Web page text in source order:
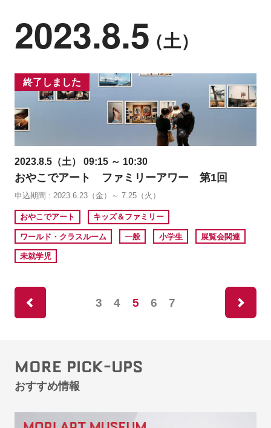
2023.8.5（土）
終了しました
2023.8.5（土） 09:15 ～ 10:30
おやこでアート ファミリーアワー 第1回
申込期間 : 2023.6.23（金）～ 7.25（火）
おやこでアート キッズ＆ファミリー
ワールド・クラスルーム 一般 小学生 展覧会関連
未就学児
3 4 5 6 7
MORE PICK-UPS
おすすめ情報